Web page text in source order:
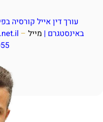
עורך דין אייל קורסיה
באינסטגרם | מייל –